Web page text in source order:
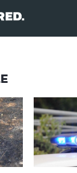
al